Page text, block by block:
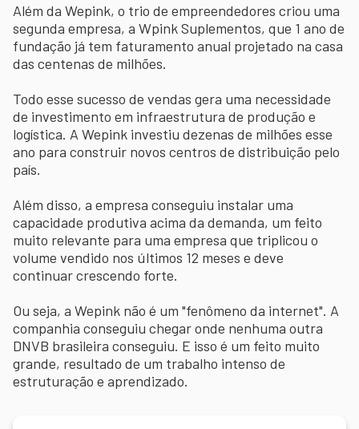
Além da Wepink, o trio de empreendedores criou uma
segunda empresa, a Wpink Suplementos, que 1 ano de
fundação já tem faturamento anual projetado na casa
das centenas de milhões.
Todo esse sucesso de vendas gera uma necessidade
de investimento em infraestrutura de produção e
logística. A Wepink investiu dezenas de milhões esse
ano para construir novos centros de distribuição pelo
país.
Além disso, a empresa conseguiu instalar uma
capacidade produtiva acima da demanda, um feito
muito relevante para uma empresa que triplicou o
volume vendido nos últimos 12 meses e deve
continuar crescendo forte.
Ou seja, a Wepink não é um "fenômeno da internet". A
companhia conseguiu chegar onde nenhuma outra
DNVB brasileira conseguiu. E isso é um feito muito
grande, resultado de um trabalho intenso de
estruturação e aprendizado.